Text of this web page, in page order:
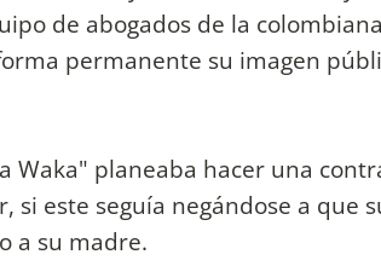
de abogados de la
permanente su imagen
Waka" planeaba hacer una
si este seguía negándose a que
a su madre.